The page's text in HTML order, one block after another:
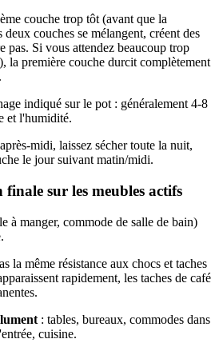
couche trop tôt (avant que la
deux couches se mélangent, créent des
pas. Si vous attendez beaucoup trop
la première couche durcit complètement
indiqué sur le pot : généralement 4-8
et l'humidité.
midi, laissez sécher toute la nuit,
le jour suivant matin/midi.
sur les meubles actifs
à manger, commode de salle de bain)
la même résistance aux chocs et taches
rapidement, les taches de café
: tables, bureaux, commodes dans
cuisine.